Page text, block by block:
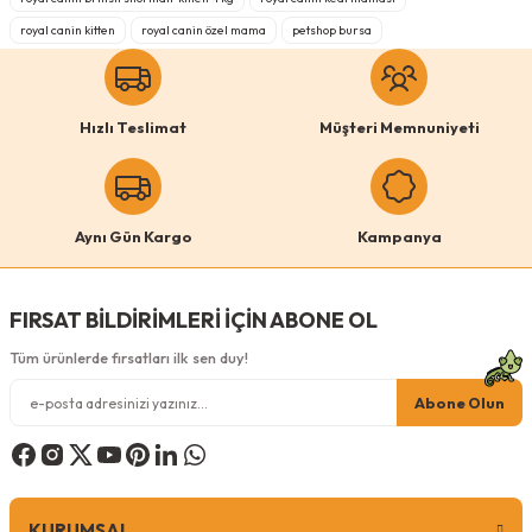
Ürün fiyatı diğer sitelerden daha pahalı.
Bu ürüne benzer farklı alternatifler olmalı.
2.800,00
2.420,00
Sepete Ekle
royal canin kitten royal canin özel mama petshop bursa
Hızlı Teslimat Müşteri Memnuniyeti
Aynı Gün Kargo Kampanya
FIRSAT BİLDİRİMLERİ İÇİN ABONE OL
Tüm ürünlerde fırsatları ilk sen duy!
Abone Olun